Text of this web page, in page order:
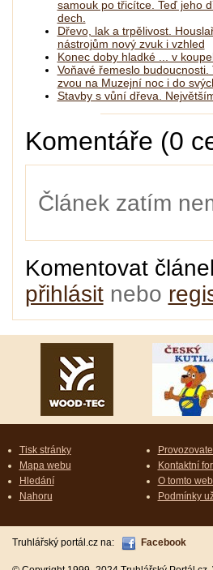
samouk po třicítce. Teď jeho
dech.
Dřevo, lak a trpělivost.
nástrojům nový zvuk i vzhled
Konec doby hladké ... v
Voňavé řemeslo
zvou na Muzejní noc i do
Stavby s vůní dřeva.
Komentáře (0
Článek zatím
Komentovat
přihlásitnebo
Tisk stránky
Mapa webu
Hledání
Nahoru
Kontaktní
O tomto
Podmínky
Truhlářský portál.cz na: Facebook